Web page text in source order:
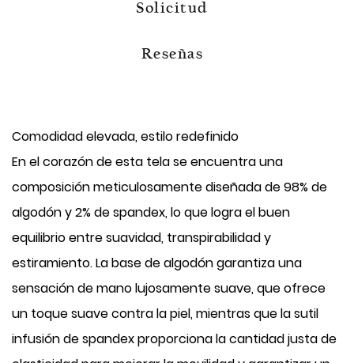
Solicitud
Reseñas
Comodidad elevada, estilo redefinido
En el corazón de esta tela se encuentra una
composición meticulosamente diseñada de 98% de
algodón y 2% de spandex, lo que logra el buen
equilibrio entre suavidad, transpirabilidad y
estiramiento. La base de algodón garantiza una
sensación de mano lujosamente suave, que ofrece
un toque suave contra la piel, mientras que la sutil
infusión de spandex proporciona la cantidad justa de